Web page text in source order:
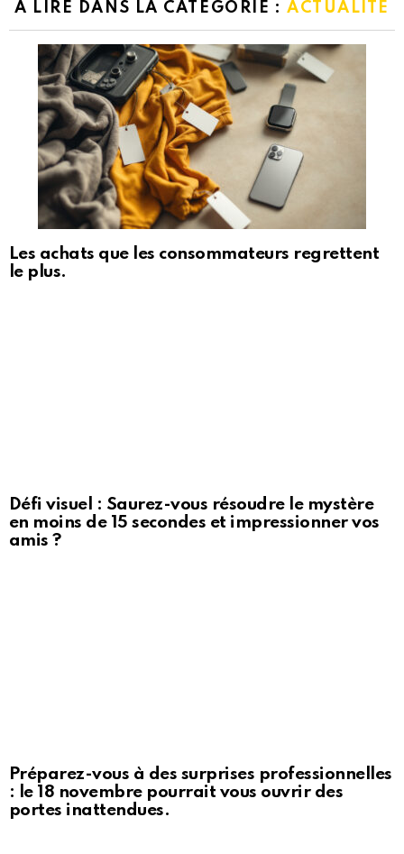
A LIRE DANS LA CATÉGORIE : ACTUALITÉ
Les achats que les consommateurs regrettent
le plus.
Défi visuel : Saurez-vous résoudre le mystère
en moins de 15 secondes et impressionner vos
amis ?
Préparez-vous à des surprises professionnelles
: le 18 novembre pourrait vous ouvrir des
portes inattendues.